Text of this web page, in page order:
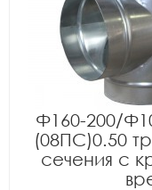
Ф160-200/
(08ПС)0.50
сечения с